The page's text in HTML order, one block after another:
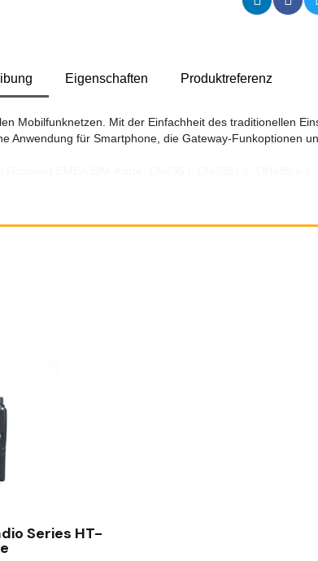
Eigenschaften Produktreferenz
Mobilfunknetzen. Mit der Einfachheit des traditionellen
Anwendung für Smartphone, die Gateway-Funkoptionen
Series HT-